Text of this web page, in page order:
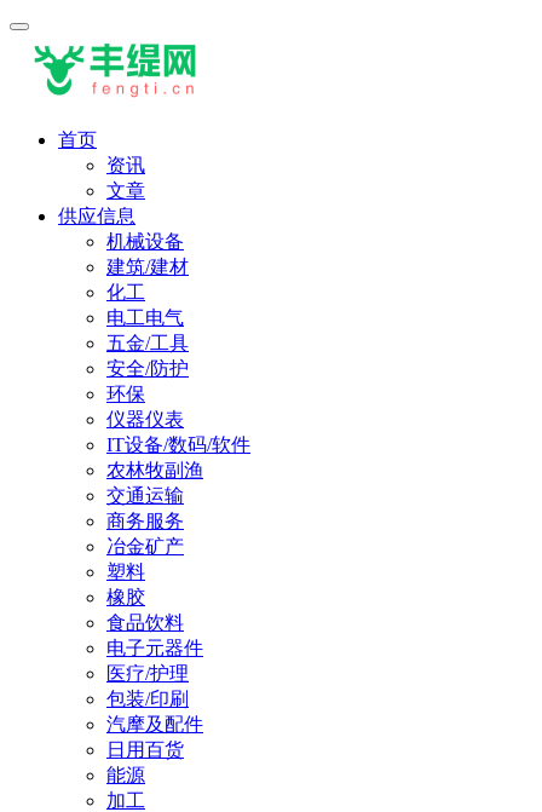
首页
资讯
文章
供应信息
机械设备
建筑/建材
化工
电工电气
五金/工具
安全/防护
环保
仪器仪表
IT设备/数码/软件
农林牧副渔
交通运输
商务服务
冶金矿产
塑料
橡胶
食品饮料
电子元器件
医疗/护理
包装/印刷
汽摩及配件
日用百货
能源
加工